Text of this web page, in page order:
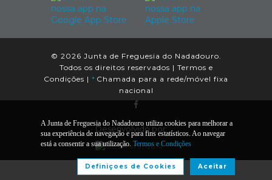
© 2026 Junta de Freguesia do Nadadouro.
Todos os direitos reservados | Termos e
Condições | * Chamada para a rede/móvel fixa
nacional
Desenvolvido por:
A Junta de Freguesia do Nadadouro utiliza cookies para melhorar a
sua experiência de navegação e para fins estatísticos. Ao navegar
está a consentir a sua utilização. Termos e Condições
Aceitar
Definiçoes de Cookies